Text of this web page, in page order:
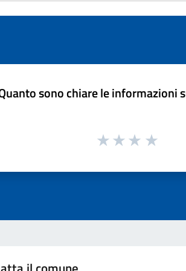
sono chiare le informazioni